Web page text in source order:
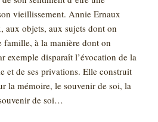
vieillissement. Annie Ernaux
aux objets, aux sujets dont on
famille, à la manière dont on
exemple disparaît l’évocation de la
et de ses privations. Elle construit
la mémoire, le souvenir de soi, la
de soi…